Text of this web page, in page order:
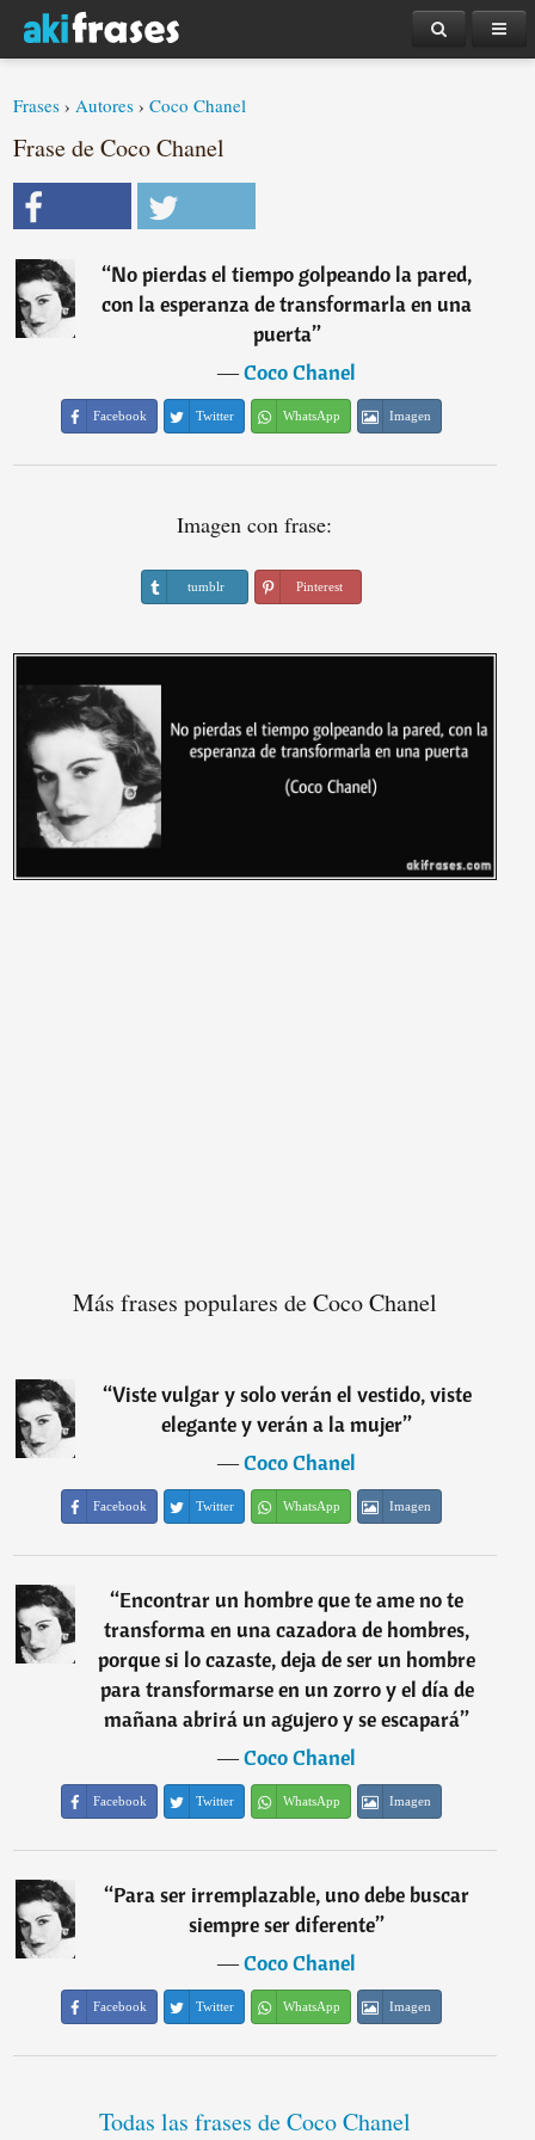
Frases ›Autores ›Coco Chanel
Frase de Coco Chanel
“No pierdas el tiempo golpeando la pared,
con la esperanza de transformarla en una
puerta”
―Coco Chanel
Facebook Twitter WhatsApp Imagen
Imagen con frase:
tumblr Pinterest
Más frases populares de Coco Chanel
“Viste vulgar y solo verán el vestido, viste
elegante y verán a la mujer”
―Coco Chanel
Facebook Twitter WhatsApp Imagen
“Encontrar un hombre que te ame no te
transforma en una cazadora de hombres,
porque si lo cazaste, deja de ser un hombre
para transformarse en un zorro y el día de
mañana abrirá un agujero y se escapará”
―Coco Chanel
Facebook Twitter WhatsApp Imagen
“Para ser irremplazable, uno debe buscar
siempre ser diferente”
―Coco Chanel
Facebook Twitter WhatsApp Imagen
Todas las frases de Coco Chanel